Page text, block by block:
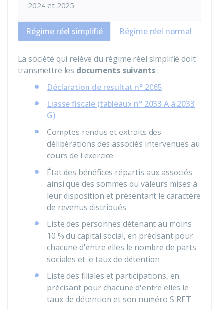
2024 et 2025.
Régime réel simplifié Régime réel normal
La société qui relève du régime réel simplifié doit
transmettre les documents suivants :
Déclaration de résultat n° 2065
Liasse fiscale (tableaux n° 2033 A à 2033
G)
Comptes rendus et extraits des
délibérations des associés intervenues au
cours de l'exercice
État des bénéfices répartis aux associés
ainsi que des sommes ou valeurs mises à
leur disposition et présentant le caractère
de revenus distribués
Liste des personnes détenant au moins
10 % du capital social, en précisant pour
chacune d'entre elles le nombre de parts
sociales et le taux de détention
Liste des filiales et participations, en
précisant pour chacune d'entre elles le
taux de détention et son numéro SIRET